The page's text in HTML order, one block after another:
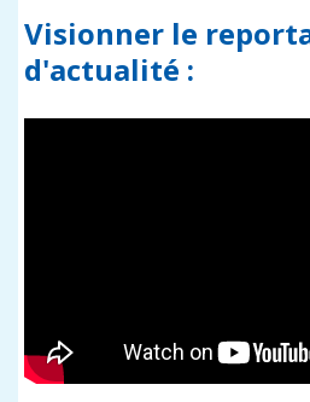
Visionner le
d'actualité :